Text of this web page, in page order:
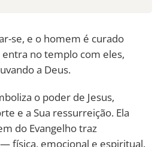
se, e o homem é curado
no templo com eles,
a Deus.
o poder de Jesus,
e a Sua ressurreição. Ela
do Evangelho traz
física, emocional e espiritual.